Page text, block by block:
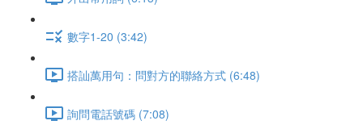
數字1-20 (3:42)
搭訕萬用句：問對方的聯絡方式 (6:48)
詢問電話號碼 (7:08)